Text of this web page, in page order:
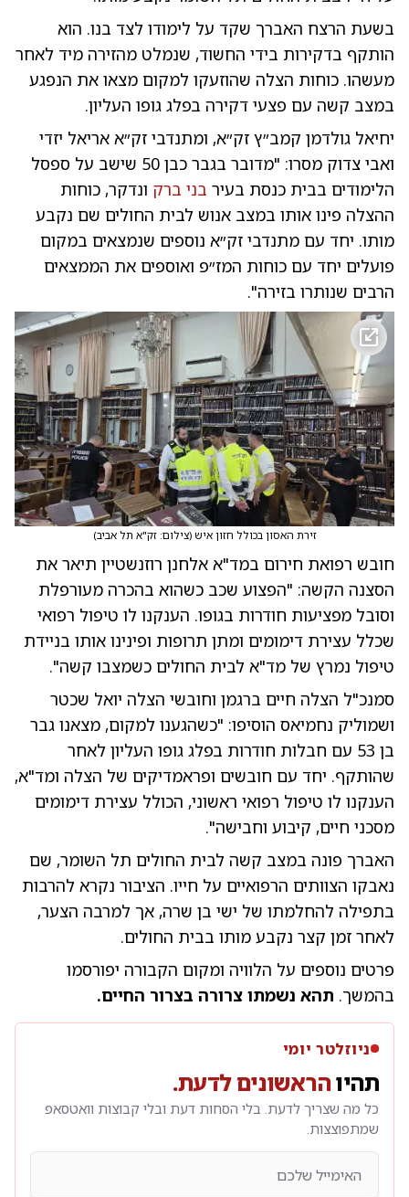
בשעת הרצח האברך שקד על לימודו לצד בנו. הוא
הותקף בדקירות בידי החשוד, שנמלט מהזירה מיד לאחר
מעשהו. כוחות הצלה שהוזעקו למקום מצאו את הנפגע
במצב קשה עם פצעי דקירה בפלג גופו העליון.
יחיאל גולדמן קמב״ץ זק״א, ומתנדבי זק״א אריאל יזדי
ואבי צדוק מסרו: "מדובר בגבר כבן 50 שישב על ספסל
הלימודים בבית כנסת בעיר בני ברק ונדקר, כוחות
ההצלה פינו אותו במצב אנוש לבית החולים שם נקבע
מותו. יחד עם מתנדבי זק״א נוספים שנמצאים במקום
פועלים יחד עם כוחות המז״פ ואוספים את הממצאים
הרבים שנותרו בזירה".
זירת האסון בכולל חזון איש (צילום: זק"א תל אביב)
חובש רפואת חירום במד"א אלחנן רוזנשטיין תיאר את
הסצנה הקשה: "הפצוע שכב כשהוא בהכרה מעורפלת
וסובל מפציעות חודרות בגופו. הענקנו לו טיפול רפואי
שכלל עצירת דימומים ומתן תרופות ופינינו אותו בניידת
טיפול נמרץ של מד"א לבית החולים כשמצבו קשה".
סמנכ"ל הצלה חיים ברגמן וחובשי הצלה יואל שכטר
ושמוליק נחמיאס הוסיפו: "כשהגענו למקום, מצאנו גבר
בן 53 עם חבלות חודרות בפלג גופו העליון לאחר
שהותקף. יחד עם חובשים ופראמדיקים של הצלה ומד"א,
הענקנו לו טיפול רפואי ראשוני, הכולל עצירת דימומים
מסכני חיים, קיבוע וחבישה".
האברך פונה במצב קשה לבית החולים תל השומר, שם
נאבקו הצוותים הרפואיים על חייו. הציבור נקרא להרבות
בתפילה להחלמתו של ישי בן שרה, אך למרבה הצער,
לאחר זמן קצר נקבע מותו בבית החולים.
פרטים נוספים על הלוויה ומקום הקבורה יפורסמו
בהמשך. תהא נשמתו צרורה בצרור החיים.
ניוזלטר יומי
תהיוהראשונים לדעת.
כל מה שצריך לדעת. בלי הסחות דעת ובלי קבוצות וואטסאפ
שמתפוצצות.